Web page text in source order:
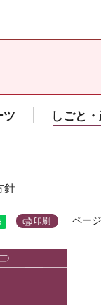
ツ しごと
針
印刷 ペー